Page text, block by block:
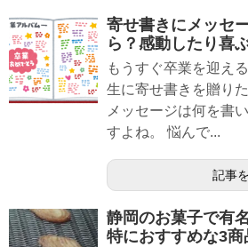
寄せ書きにメッセ
ら？感動したり喜
もうすぐ卒業を迎え
生に寄せ書きを贈り
メッセージは何を書
すよね。 悩んで...
記事
静岡のお菓子で有
特におすすめな3商